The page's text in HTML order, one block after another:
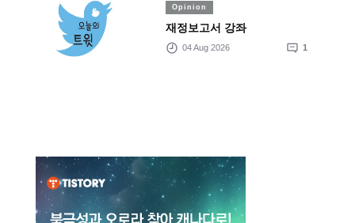
Opinion
재정보고서 강좌
04 Aug 2026 1